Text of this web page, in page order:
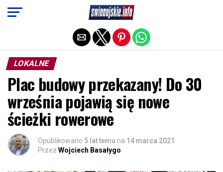
LOKALNE
Plac budowy przekazany! Do 30
września pojawią się nowe
ścieżki rowerowe
Opublikowano 5 lat temu na 14 marca 2021
Przez Wojciech Basałygo
Exit mobile version